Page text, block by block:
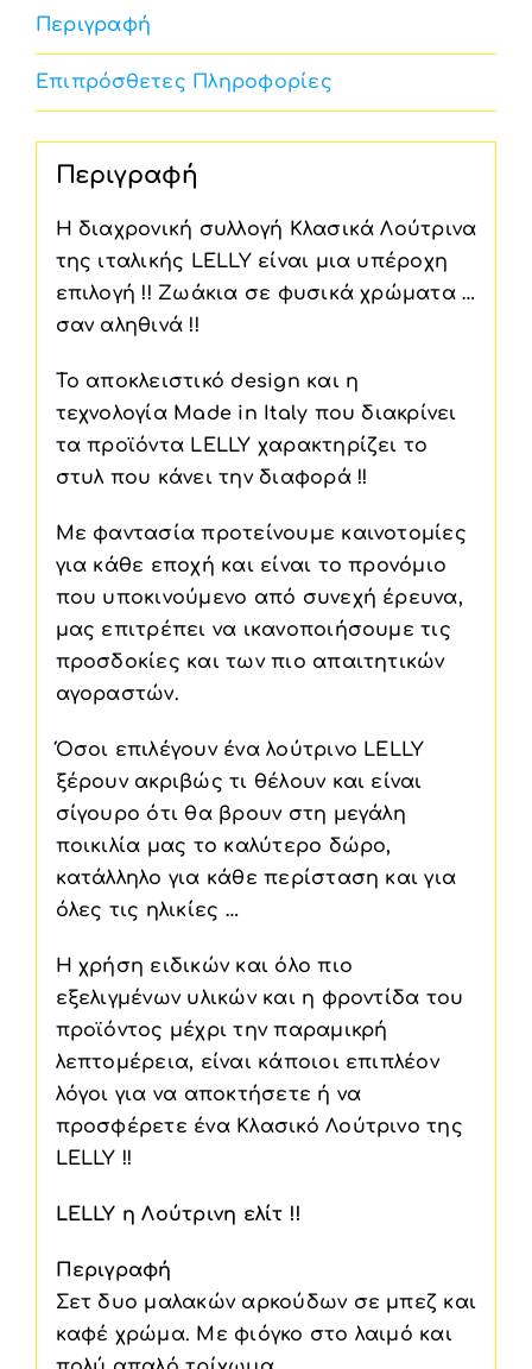
Περιγραφή
Επιπρόσθετες Πληροφορίες
Περιγραφή
Η διαχρονική συλλογή Κλασικά Λούτρινα
της ιταλικής LELLY είναι μια υπέροχη
επιλογή !! Ζωάκια σε φυσικά χρώματα …
σαν αληθινά !!
Το αποκλειστικό design και η
τεχνολογία Made in Italy που διακρίνει
τα προϊόντα LELLY χαρακτηρίζει το
στυλ που κάνει την διαφορά !!
Με φαντασία προτείνουμε καινοτομίες
για κάθε εποχή και είναι το προνόμιο
που υποκινούμενο από συνεχή έρευνα,
μας επιτρέπει να ικανοποιήσουμε τις
προσδοκίες και των πιο απαιτητικών
αγοραστών.
Όσοι επιλέγουν ένα λούτρινο LELLY
ξέρουν ακριβώς τι θέλουν και είναι
σίγουρο ότι θα βρουν στη μεγάλη
ποικιλία μας το καλύτερο δώρο,
κατάλληλο για κάθε περίσταση και για
όλες τις ηλικίες …
Η χρήση ειδικών και όλο πιο
εξελιγμένων υλικών και η φροντίδα του
προϊόντος μέχρι την παραμικρή
λεπτομέρεια, είναι κάποιοι επιπλέον
λόγοι για να αποκτήσετε ή να
προσφέρετε ένα Κλασικό Λούτρινο της
LELLY !!
LELLY η Λούτρινη ελίτ !!
Περιγραφή
Σετ δυο μαλακών αρκούδων σε μπεζ και
καφέ χρώμα. Με φιόγκο στο λαιμό και